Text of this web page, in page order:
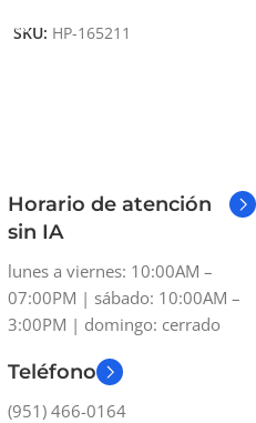
SKU: HP-165211
Horario de atención
sin IA
lunes a viernes: 10:00AM –
07:00PM | sábado: 10:00AM –
3:00PM | domingo: cerrado
Teléfono
(951) 466-0164